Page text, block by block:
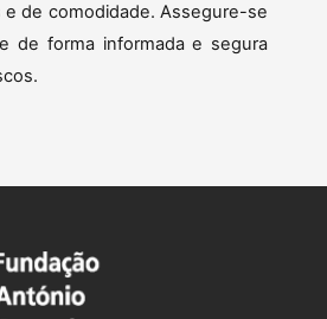
de comodidade. Assegure-se
de forma informada e segura